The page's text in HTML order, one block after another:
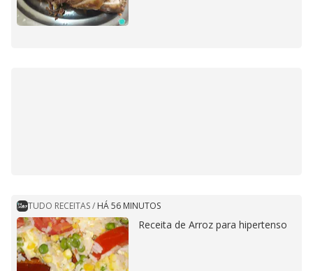
TUDO RECEITAS/ HÁ 56 MINUTOS
Receita de Arroz para hipertenso